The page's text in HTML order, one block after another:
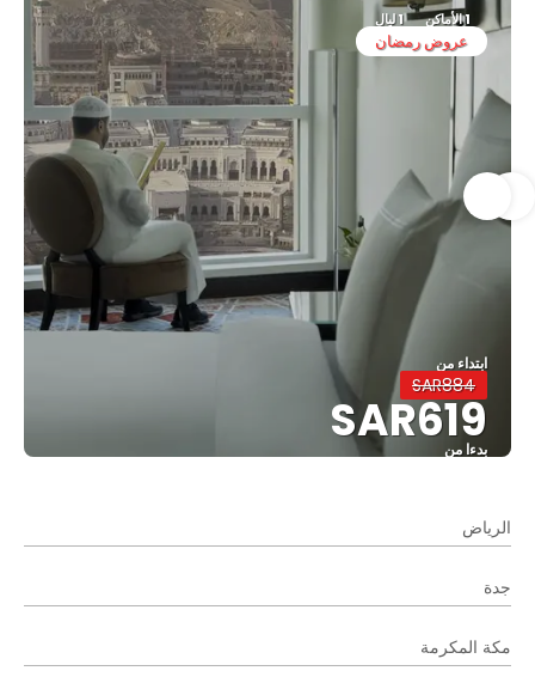
1 الأماكن 1 ليال
عروض رمضان
ابتداء من
SAR884
SAR619
بدءا من
الرياض
جدة
مكة المكرمة